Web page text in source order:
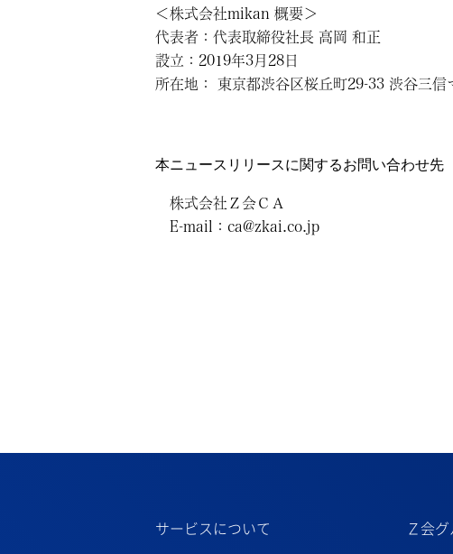
＜株式会社mikan 概要＞
代表者：代表取締役社長 高岡 和正
設立：2019年3月28日
所在地： 東京都渋谷区桜丘町29-33 渋谷三信
本ニュースリリースに関するお問い合わせ先
株式会社Ｚ会ＣＡ
E-mail：ca@zkai.co.jp
サービスについて Ｚ会